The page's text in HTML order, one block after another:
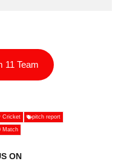
11 Team
Cricket pitch report
Match
ON